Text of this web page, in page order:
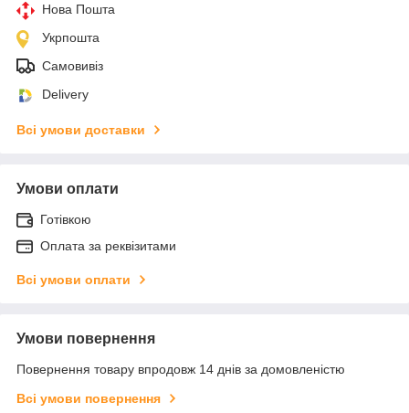
Нова Пошта
Укрпошта
Самовивіз
Delivery
Всі умови доставки
Умови оплати
Готівкою
Оплата за реквізитами
Всі умови оплати
Умови повернення
Повернення товару впродовж 14 днів за домовленістю
Всі умови повернення